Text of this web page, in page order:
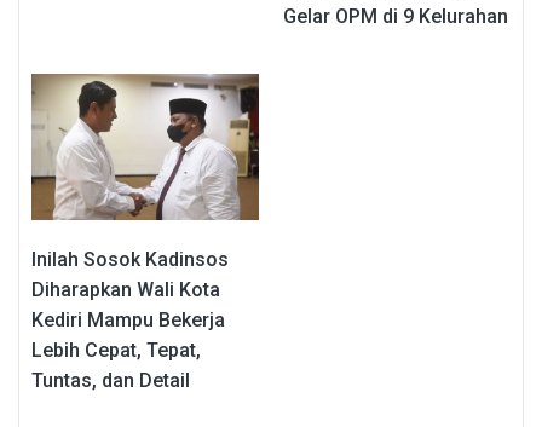
Gelar OPM di 9 Kelurahan
Inilah Sosok Kadinsos
Diharapkan Wali Kota
Kediri Mampu Bekerja
Lebih Cepat, Tepat,
Tuntas, dan Detail